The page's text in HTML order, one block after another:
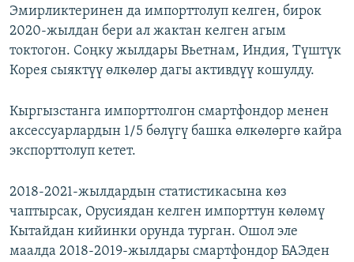
Эмирликтеринен да импорттолуп келген, бирок
2020-жылдан бери ал жактан келген агым
токтогон. Соңку жылдары Вьетнам, Индия, Түштүк
Корея сыяктүү өлкөлөр дагы активдүү кошулду.
Кыргызстанга импорттолгон смартфондор менен
аксессуарлардын 1/5 бөлүгү башка өлкөлөргө кайра
экспорттолуп кетет.
2018-2021-жылдардын статистикасына көз
чаптырсак, Орусиядан келген импорттун көлөмү
Кытайдан кийинки орунда турган. Ошол эле
маалда 2018-2019-жылдары смартфондор БАЭден